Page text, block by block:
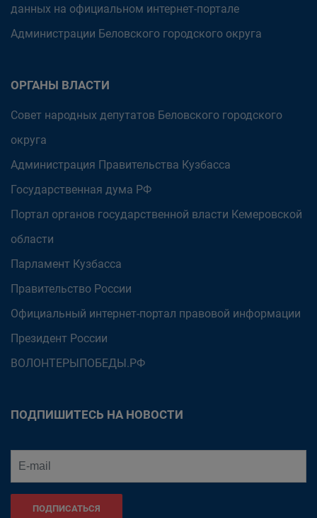
данных на официальном интернет-портале
Администрации Беловского городского округа
ОРГАНЫ ВЛАСТИ
Совет народных депутатов Беловского городского
округа
Администрация Правительства Кузбасса
Государственная дума РФ
Портал органов государственной власти Кемеровской
области
Парламент Кузбасса
Правительство России
Официальный интернет-портал правовой информации
Президент России
ВОЛОНТЕРЫПОБЕДЫ.РФ
ПОДПИШИТЕСЬ НА НОВОСТИ
ПОДПИСАТЬСЯ